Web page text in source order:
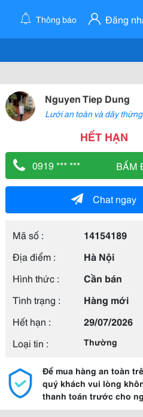
Thông báo Đăng
Nguyen Tiep Dung
Lưới an toàn và dây thừng
HẾT HẠN
0919 *** *** BẤM
Chat ngay
Mã số :
14154189
Địa điểm :
Hà Nội
Hình thức :
Cần bán
Tình trạng :
Hàng mới
Hết hạn :
29/07/2026
Loại tin :
Thường
Để mua hàng an toàn
quý khách vui lòng
thanh toán trước cho